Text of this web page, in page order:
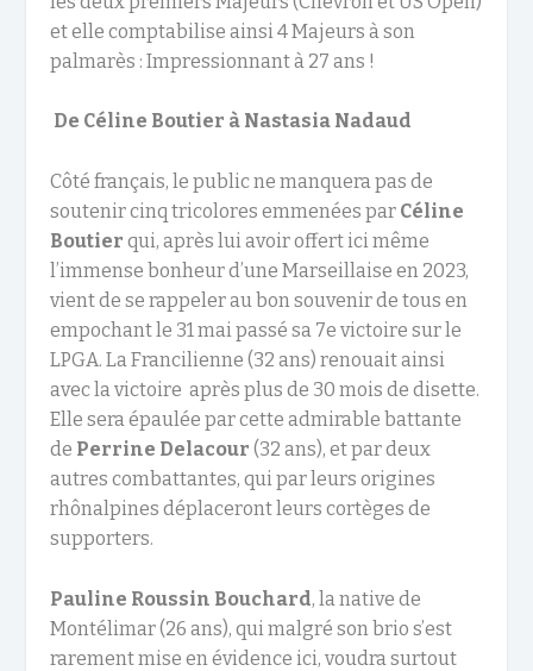
et elle comptabilise ainsi 4 Majeurs à son
palmarès : Impressionnant à 27 ans !
De Céline Boutier à Nastasia Nadaud
Côté français, le public ne manquera pas de
soutenir cinq tricolores emmenées par Céline
Boutier qui, après lui avoir offert ici même
l’immense bonheur d’une Marseillaise en 2023,
vient de se rappeler au bon souvenir de tous en
empochant le 31 mai passé sa 7e victoire sur le
LPGA. La Francilienne (32 ans) renouait ainsi
avec la victoire après plus de 30 mois de disette.
Elle sera épaulée par cette admirable battante
de Perrine Delacour (32 ans), et par deux
autres combattantes, qui par leurs origines
rhônalpines déplaceront leurs cortèges de
supporters.
Pauline Roussin Bouchard, la native de
Montélimar (26 ans), qui malgré son brio s’est
rarement mise en évidence ici, voudra surtout